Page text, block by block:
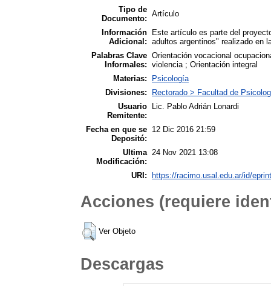
Tipo de
Documento:
Artículo
Información
Adicional:
Este artículo es parte del
adultos argentinos" realizado en
Palabras Clave
Informales:
Orientación vocacional
violencia ; Orientación integral
Materias:
Psicología
Divisiones:
Rectorado > Facultad de
Usuario
Remitente:
Lic. Pablo Adrián Lonardi
Fecha en que se
Depositó:
12 Dic 2016 21:59
Ultima
Modificación:
24 Nov 2021 13:08
URI: https://racimo.usal.edu.ar/id/
Acciones (requiere
Ver Objeto
Descargas